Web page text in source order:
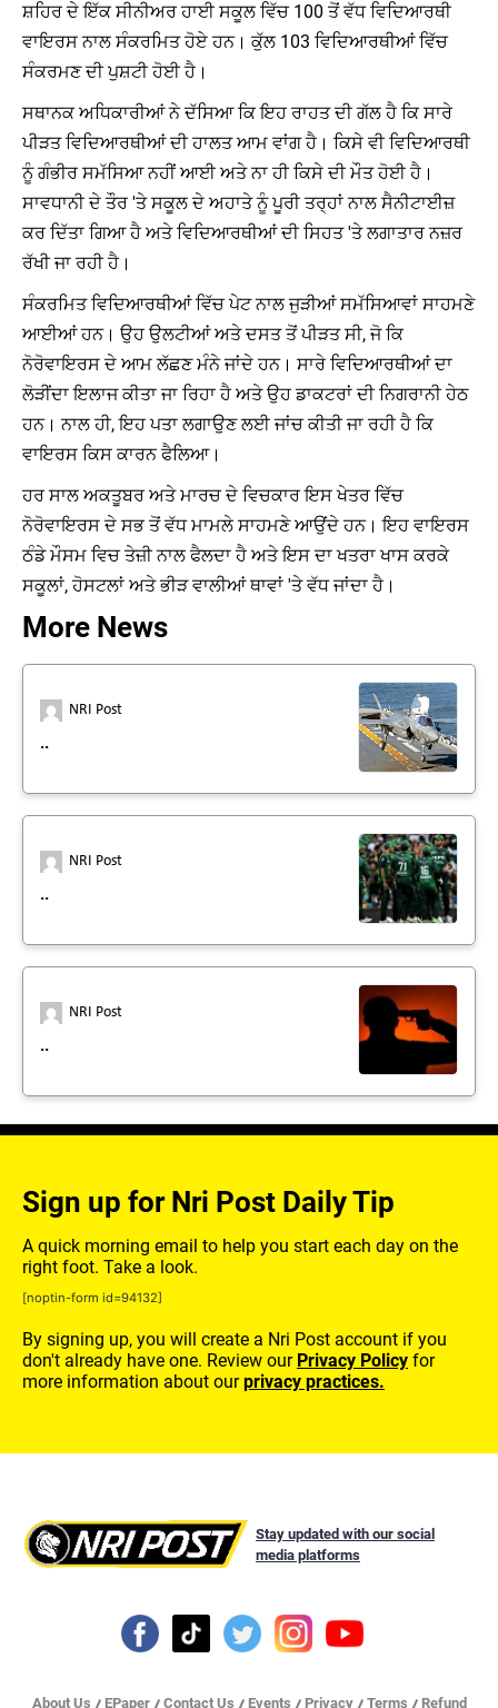
ਸ਼ਹਿਰ ਦੇ ਇੱਕ ਸੀਨੀਅਰ ਹਾਈ ਸਕੂਲ ਵਿੱਚ 100 ਤੋਂ ਵੱਧ ਵਿਦਿਆਰਥੀ
ਵਾਇਰਸ ਨਾਲ ਸੰਕਰਮਿਤ ਹੋਏ ਹਨ। ਕੁੱਲ 103 ਵਿਦਿਆਰਥੀਆਂ ਵਿੱਚ
ਸੰਕਰਮਣ ਦੀ ਪੁਸ਼ਟੀ ਹੋਈ ਹੈ।
ਸਥਾਨਕ ਅਧਿਕਾਰੀਆਂ ਨੇ ਦੱਸਿਆ ਕਿ ਇਹ ਰਾਹਤ ਦੀ ਗੱਲ ਹੈ ਕਿ ਸਾਰੇ
ਪੀੜਤ ਵਿਦਿਆਰਥੀਆਂ ਦੀ ਹਾਲਤ ਆਮ ਵਾਂਗ ਹੈ। ਕਿਸੇ ਵੀ ਵਿਦਿਆਰਥੀ
ਨੂੰ ਗੰਭੀਰ ਸਮੱਸਿਆ ਨਹੀਂ ਆਈ ਅਤੇ ਨਾ ਹੀ ਕਿਸੇ ਦੀ ਮੌਤ ਹੋਈ ਹੈ।
ਸਾਵਧਾਨੀ ਦੇ ਤੌਰ 'ਤੇ ਸਕੂਲ ਦੇ ਅਹਾਤੇ ਨੂੰ ਪੂਰੀ ਤਰ੍ਹਾਂ ਨਾਲ ਸੈਨੀਟਾਈਜ਼
ਕਰ ਦਿੱਤਾ ਗਿਆ ਹੈ ਅਤੇ ਵਿਦਿਆਰਥੀਆਂ ਦੀ ਸਿਹਤ 'ਤੇ ਲਗਾਤਾਰ ਨਜ਼ਰ
ਰੱਖੀ ਜਾ ਰਹੀ ਹੈ।
ਸੰਕਰਮਿਤ ਵਿਦਿਆਰਥੀਆਂ ਵਿੱਚ ਪੇਟ ਨਾਲ ਜੁੜੀਆਂ ਸਮੱਸਿਆਵਾਂ ਸਾਹਮਣੇ
ਆਈਆਂ ਹਨ। ਉਹ ਉਲਟੀਆਂ ਅਤੇ ਦਸਤ ਤੋਂ ਪੀੜਤ ਸੀ, ਜੋ ਕਿ
ਨੋਰੋਵਾਇਰਸ ਦੇ ਆਮ ਲੱਛਣ ਮੰਨੇ ਜਾਂਦੇ ਹਨ। ਸਾਰੇ ਵਿਦਿਆਰਥੀਆਂ ਦਾ
ਲੋੜੀਂਦਾ ਇਲਾਜ ਕੀਤਾ ਜਾ ਰਿਹਾ ਹੈ ਅਤੇ ਉਹ ਡਾਕਟਰਾਂ ਦੀ ਨਿਗਰਾਨੀ ਹੇਠ
ਹਨ। ਨਾਲ ਹੀ, ਇਹ ਪਤਾ ਲਗਾਉਣ ਲਈ ਜਾਂਚ ਕੀਤੀ ਜਾ ਰਹੀ ਹੈ ਕਿ
ਵਾਇਰਸ ਕਿਸ ਕਾਰਨ ਫੈਲਿਆ।
ਹਰ ਸਾਲ ਅਕਤੂਬਰ ਅਤੇ ਮਾਰਚ ਦੇ ਵਿਚਕਾਰ ਇਸ ਖੇਤਰ ਵਿੱਚ
ਨੋਰੋਵਾਇਰਸ ਦੇ ਸਭ ਤੋਂ ਵੱਧ ਮਾਮਲੇ ਸਾਹਮਣੇ ਆਉਂਦੇ ਹਨ। ਇਹ ਵਾਇਰਸ
ਠੰਡੇ ਮੌਸਮ ਵਿਚ ਤੇਜ਼ੀ ਨਾਲ ਫੈਲਦਾ ਹੈ ਅਤੇ ਇਸ ਦਾ ਖਤਰਾ ਖਾਸ ਕਰਕੇ
ਸਕੂਲਾਂ, ਹੋਸਟਲਾਂ ਅਤੇ ਭੀੜ ਵਾਲੀਆਂ ਥਾਵਾਂ 'ਤੇ ਵੱਧ ਜਾਂਦਾ ਹੈ।
More News
NRI Post
..
NRI Post
..
NRI Post
..
Sign up for Nri Post Daily Tip
A quick morning email to help you start each day on the
right foot. Take a look.
[noptin-form id=94132]
By signing up, you will create a Nri Post account if you
don't already have one. Review our Privacy Policy for
more information about ourprivacy practices.
Stay updated with our social
media platforms
About Us EPaper Contact Us Events Privacy Terms Refund